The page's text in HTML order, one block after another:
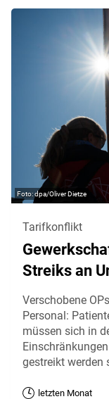
dpa/Oliver Dietze
Tarifkonflikt
Streiks an
Verschobene
Personal:
müssen sich in
gestreikt werden
letzten Monat